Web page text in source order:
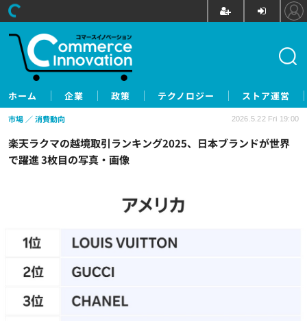
ホーム 企業 政策 テクノロジー ストア運営
楽天ラクマの越境取引ランキング2025、日本ブランドが世界
で躍進 3枚目の写真・画像
市場 消費動向 2026.5.22 Fri 19:00